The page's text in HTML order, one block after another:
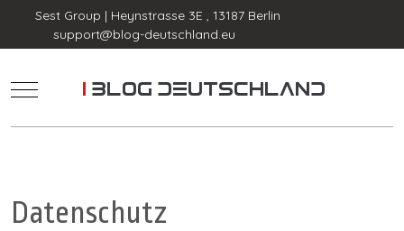
Sest Group | Heynstrasse 3E , 13187 Berlin
support@blog-deutschland.eu
Mobile Menu Toggle
Datenschutz